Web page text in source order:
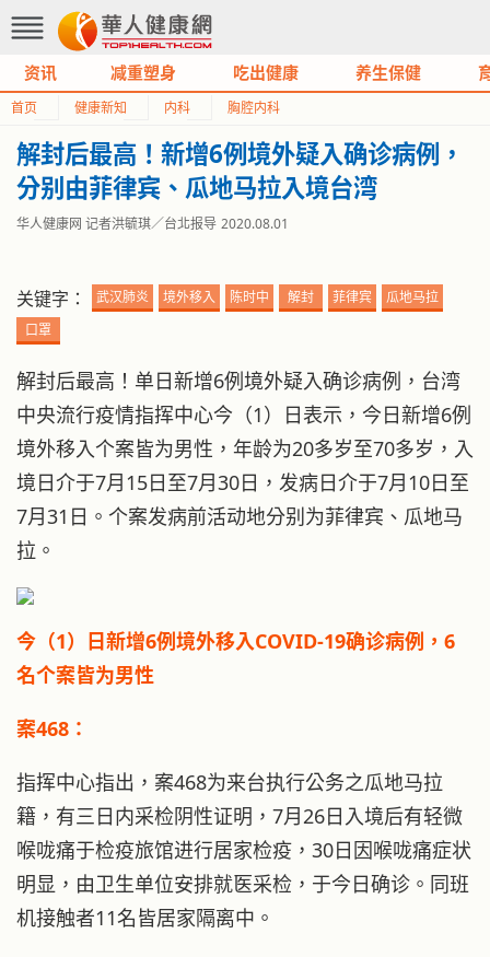
资讯 减重塑身 吃出健康 养生保健
首页 健康新知 内科 胸腔内科
解封后最高！新增6例境外疑入确诊病例，
分别由菲律宾、瓜地马拉入境台湾
华人健康网 记者洪毓琪／台北报导 2020.08.01
关键字： 武汉肺炎 境外移入 陈时中 解封 菲律宾
瓜地马拉
口罩
解封后最高！单日新增6例境外疑入确诊病例，台湾
中央流行疫情指挥中心今（1）日表示，今日新增6例
境外移入个案皆为男性，年龄为20多岁至70多岁，入
境日介于7月15日至7月30日，发病日介于7月10日至
7月31日。个案发病前活动地分别为菲律宾、瓜地马
拉。
今（1）日新增6例境外移入COVID-19确诊病例，6
名个案皆为男性
案468：
指挥中心指出，案468为来台执行公务之瓜地马拉
籍，有三日内采检阴性证明，7月26日入境后有轻微
喉咙痛于检疫旅馆进行居家检疫，30日因喉咙痛症状
明显，由卫生单位安排就医采检，于今日确诊。同班
机接触者11名皆居家隔离中。